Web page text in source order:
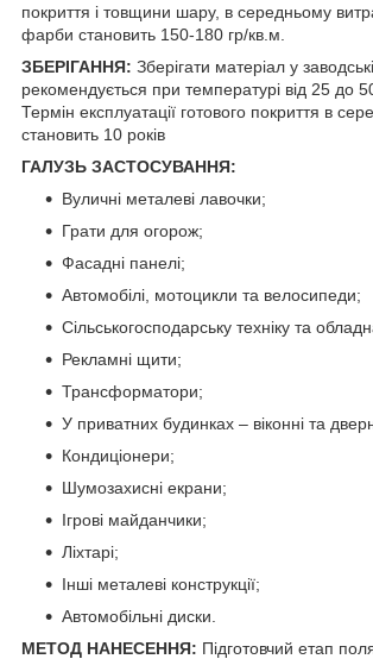
покриття і товщини шару, в середньому
фарби становить 150-180 гр/кв.м.
ЗБЕРІГАННЯ: Зберігати матеріал у
рекомендується при температурі від 25 до
Термін експлуатації готового покриття в
становить 10 років
ГАЛУЗЬ ЗАСТОСУВАННЯ:
Вуличні металеві лавочки;
Грати для огорож;
Фасадні панелі;
Автомобілі, мотоцикли та велосипеди;
Сільськогосподарську техніку та
Рекламні щити;
Трансформатори;
У приватних будинках – віконні та
Кондиціонери;
Шумозахисні екрани;
Ігрові майданчики;
Ліхтарі;
Інші металеві конструкції;
Автомобільні диски.
МЕТОД НАНЕСЕННЯ: Підготовчий етап